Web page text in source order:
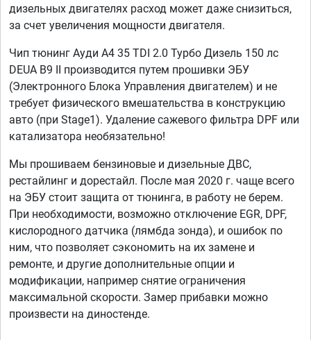
дизельных двигателях расход может даже снизиться,
за счет увеличения мощности двигателя.
Чип тюнинг Ауди А4 35 TDI 2.0 Турбо Дизель 150 лс
DEUA B9 II производится путем прошивки ЭБУ
(Электронного Блока Управления двигателем) и не
требует физического вмешательства в конструкцию
авто (при Stage1). Удаление сажевого фильтра DPF или
катализатора необязательно!
Мы прошиваем бензиновые и дизельные ДВС,
рестайлинг и дорестайл. После мая 2020 г. чаще всего
на ЭБУ стоит защита от тюнинга, в работу не берем.
При необходимости, возможно отключение EGR, DPF,
кислородного датчика (лямбда зонда), и ошибок по
ним, что позволяет сэкономить на их замене и
ремонте, и другие дополнительные опции и
модификации, например снятие ограничения
максимальной скорости. Замер прибавки можно
произвести на диностенде.